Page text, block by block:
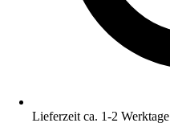
Lieferzeit ca. 1-2 Werktage